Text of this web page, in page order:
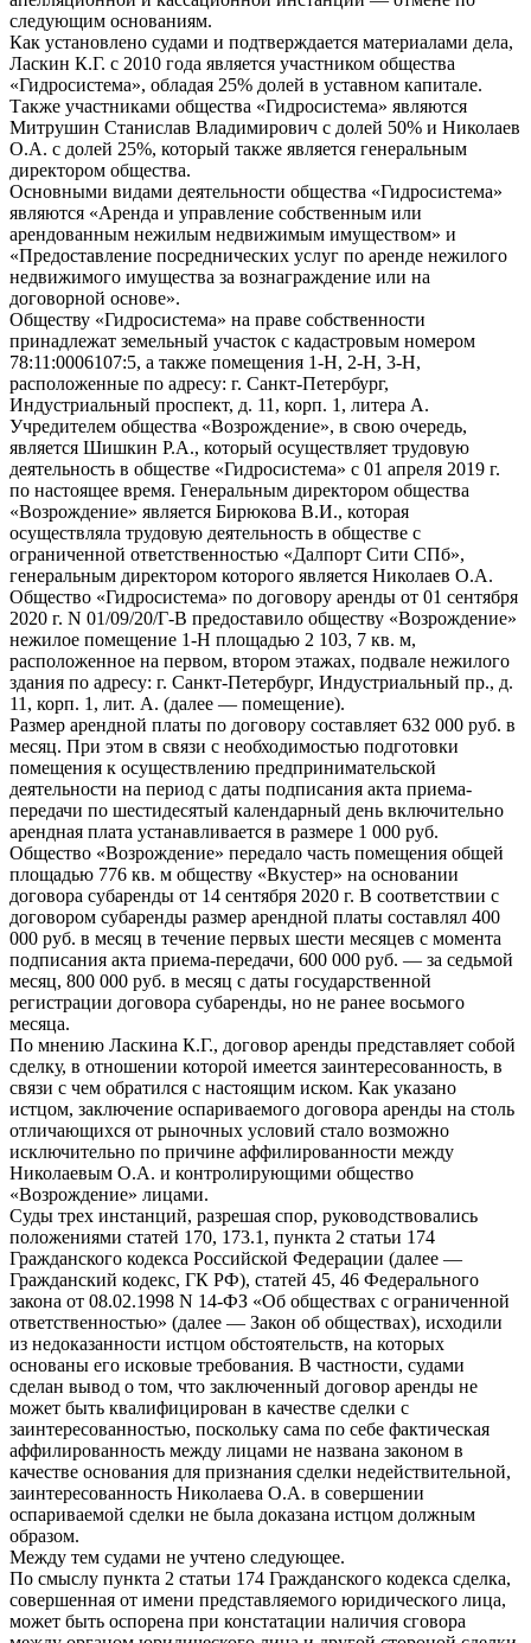
следующим основаниям.
Как установлено судами и подтверждается материалами дела,
Ласкин К.Г. с 2010 года является участником общества
«Гидросистема», обладая 25% долей в уставном капитале.
Также участниками общества «Гидросистема» являются
Митрушин Станислав Владимирович с долей 50% и Николаев
О.А. с долей 25%, который также является генеральным
директором общества.
Основными видами деятельности общества «Гидросистема»
являются «Аренда и управление собственным или
арендованным нежилым недвижимым имуществом» и
«Предоставление посреднических услуг по аренде нежилого
недвижимого имущества за вознаграждение или на
договорной основе».
Обществу «Гидросистема» на праве собственности
принадлежат земельный участок с кадастровым номером
78:11:0006107:5, а также помещения 1-Н, 2-Н, 3-Н,
расположенные по адресу: г. Санкт-Петербург,
Индустриальный проспект, д. 11, корп. 1, литера А.
Учредителем общества «Возрождение», в свою очередь,
является Шишкин Р.А., который осуществляет трудовую
деятельность в обществе «Гидросистема» с 01 апреля 2019 г.
по настоящее время. Генеральным директором общества
«Возрождение» является Бирюкова В.И., которая
осуществляла трудовую деятельность в обществе с
ограниченной ответственностью «Далпорт Сити СПб»,
генеральным директором которого является Николаев О.А.
Общество «Гидросистема» по договору аренды от 01 сентября
2020 г. N 01/09/20/Г-В предоставило обществу «Возрождение»
нежилое помещение 1-Н площадью 2 103, 7 кв. м,
расположенное на первом, втором этажах, подвале нежилого
здания по адресу: г. Санкт-Петербург, Индустриальный пр., д.
11, корп. 1, лит. А. (далее — помещение).
Размер арендной платы по договору составляет 632 000 руб. в
месяц. При этом в связи с необходимостью подготовки
помещения к осуществлению предпринимательской
деятельности на период с даты подписания акта приема-
передачи по шестидесятый календарный день включительно
арендная плата устанавливается в размере 1 000 руб.
Общество «Возрождение» передало часть помещения общей
площадью 776 кв. м обществу «Вкустер» на основании
договора субаренды от 14 сентября 2020 г. В соответствии с
договором субаренды размер арендной платы составлял 400
000 руб. в месяц в течение первых шести месяцев с момента
подписания акта приема-передачи, 600 000 руб. — за седьмой
месяц, 800 000 руб. в месяц с даты государственной
регистрации договора субаренды, но не ранее восьмого
месяца.
По мнению Ласкина К.Г., договор аренды представляет собой
сделку, в отношении которой имеется заинтересованность, в
связи с чем обратился с настоящим иском. Как указано
истцом, заключение оспариваемого договора аренды на столь
отличающихся от рыночных условий стало возможно
исключительно по причине аффилированности между
Николаевым О.А. и контролирующими общество
«Возрождение» лицами.
Суды трех инстанций, разрешая спор, руководствовались
положениями статей 170, 173.1, пункта 2 статьи 174
Гражданского кодекса Российской Федерации (далее —
Гражданский кодекс, ГК РФ), статей 45, 46 Федерального
закона от 08.02.1998 N 14-ФЗ «Об обществах с ограниченной
ответственностью» (далее — Закон об обществах), исходили
из недоказанности истцом обстоятельств, на которых
основаны его исковые требования. В частности, судами
сделан вывод о том, что заключенный договор аренды не
может быть квалифицирован в качестве сделки с
заинтересованностью, поскольку сама по себе фактическая
аффилированность между лицами не названа законом в
качестве основания для признания сделки недействительной,
заинтересованность Николаева О.А. в совершении
оспариваемой сделки не была доказана истцом должным
образом.
Между тем судами не учтено следующее.
По смыслу пункта 2 статьи 174 Гражданского кодекса сделка,
совершенная от имени представляемого юридического лица,
может быть оспорена при констатации наличия сговора